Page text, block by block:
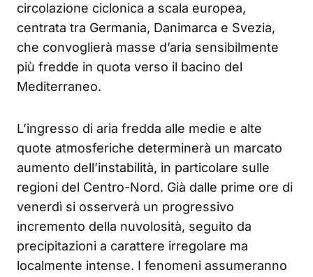
circolazione ciclonica a scala europea,
centrata tra Germania, Danimarca e Svezia,
che convoglierà masse d’aria sensibilmente
più fredde in quota verso il bacino del
Mediterraneo.
L’ingresso di aria fredda alle medie e alte
quote atmosferiche determinerà un marcato
aumento dell’instabilità, in particolare sulle
regioni del Centro-Nord. Già dalle prime ore di
venerdì si osserverà un progressivo
incremento della nuvolosità, seguito da
precipitazioni a carattere irregolare ma
localmente intense. I fenomeni assumeranno